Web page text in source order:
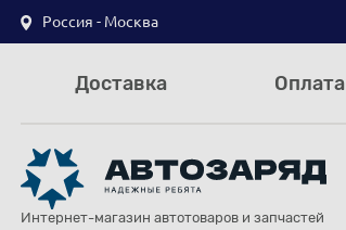
Россия - Москва
Доставка Оплата
Интернет-магазин автотоваров и запчастей